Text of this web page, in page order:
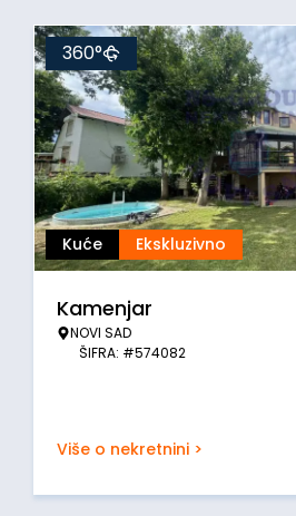
Kuće Ekskluzivno
360°
Kamenjar
NOVI SAD
ŠIFRA: #574082
Više o nekretnini >